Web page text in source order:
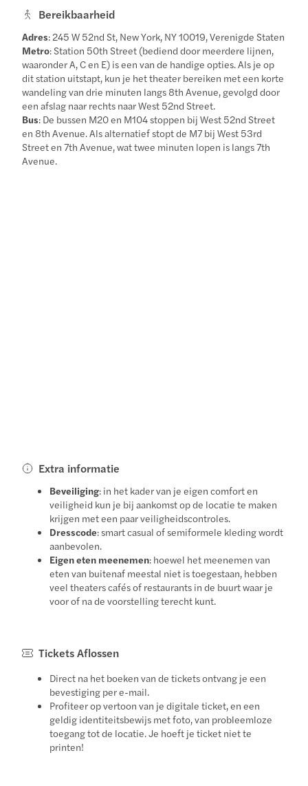
Bereikbaarheid
Adres: 245 W 52nd St, New York, NY 10019, Verenigde Staten
Metro: Station 50th Street (bediend door meerdere lijnen,
waaronder A, C en E) is een van de handige opties. Als je op
dit station uitstapt, kun je het theater bereiken met een korte
wandeling van drie minuten langs 8th Avenue, gevolgd door
een afslag naar rechts naar West 52nd Street.
Bus: De bussen M20 en M104 stoppen bij West 52nd Street
en 8th Avenue. Als alternatief stopt de M7 bij West 53rd
Street en 7th Avenue, wat twee minuten lopen is langs 7th
Avenue.
Extra informatie
Beveiliging: in het kader van je eigen comfort en
veiligheid kun je bij aankomst op de locatie te maken
krijgen met een paar veiligheidscontroles.
Dresscode: smart casual of semiformele kleding wordt
aanbevolen.
Eigen eten meenemen: hoewel het meenemen van
eten van buitenaf meestal niet is toegestaan, hebben
veel theaters cafés of restaurants in de buurt waar je
voor of na de voorstelling terecht kunt.
Tickets Aflossen
Direct na het boeken van de tickets ontvang je een
bevestiging per e-mail.
Profiteer op vertoon van je digitale ticket, en een
geldig identiteitsbewijs met foto, van probleemloze
toegang tot de locatie. Je hoeft je ticket niet te
printen!